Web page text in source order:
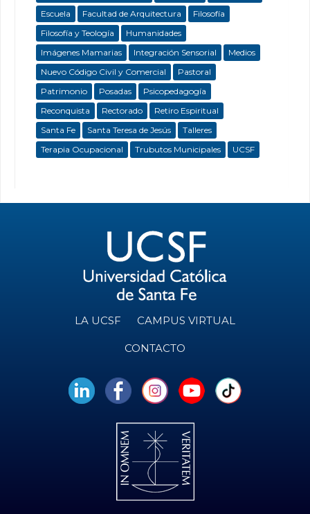
Escuela
Facultad de Arquitectura
Filosofía
Filosofía y Teología
Humanidades
Imágenes Mamarias
Integración Sensorial
Medios
Nuevo Código Civil y Comercial
Pastoral
Patrimonio
Posadas
Psicopedagogía
Reconquista
Rectorado
Retiro Espiritual
Santa Fe
Santa Teresa de Jesús
Talleres
Terapia Ocupacional
Trubutos Municipales UCSF
LA UCSF CAMPUS VIRTUAL
CONTACTO